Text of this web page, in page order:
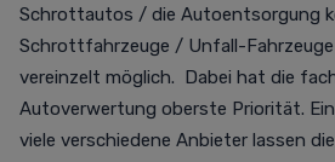
Schrottautos / die Autoentsorgung
Schrottfahrzeuge / Unfall-
vereinzelt möglich. Dabei hat die
Autoverwertung oberste Priorität.
viele verschiedene Anbieter lassen